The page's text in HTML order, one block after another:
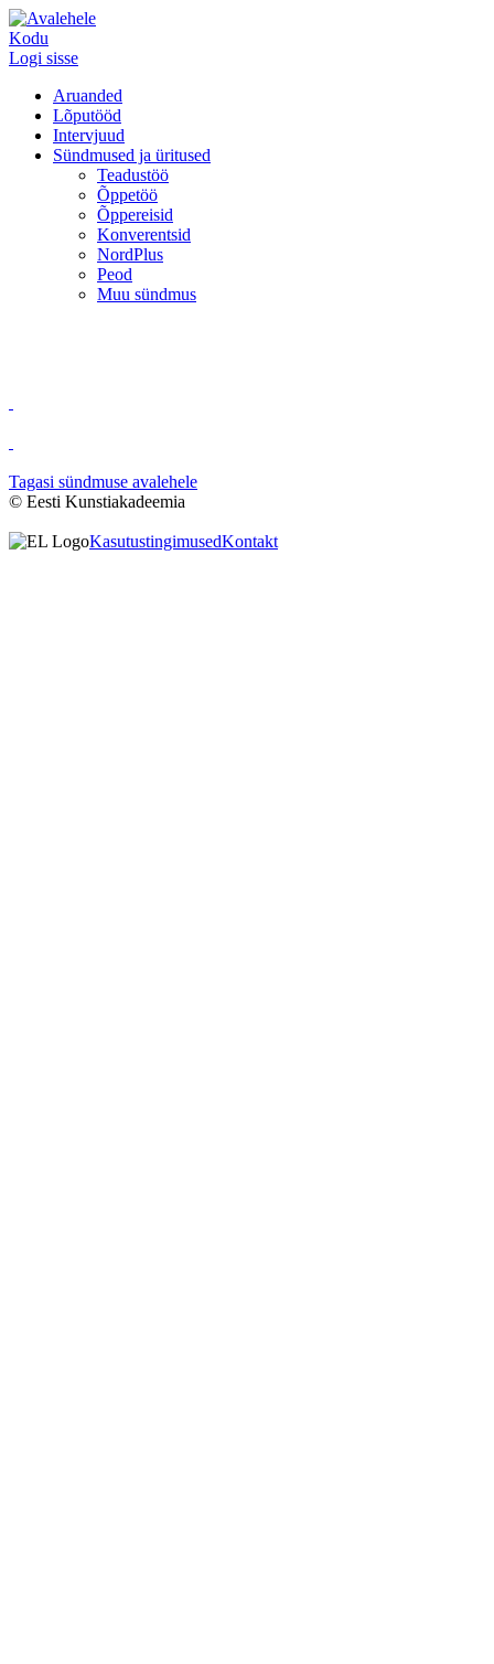
Kodu
Logi sisse
Aruanded
Lõputööd
Intervjuud
Sündmused ja üritused
Teadustöö
Õppetöö
Õppereisid
Konverentsid
NordPlus
Peod
Muu sündmus
Tagasi sündmuse avalehele
© Eesti Kunstiakadeemia
KasutustingimusedKontakt